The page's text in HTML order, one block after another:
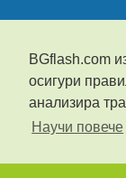
BGflash.com
осигури
анализира
Научи повече